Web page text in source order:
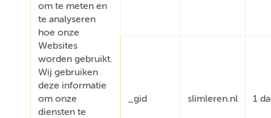
om te meten en
te analyseren
hoe onze
Websites
worden gebruikt.
Wij gebruiken
deze informatie
om onze
diensten te
_gid slimleren.nl 1